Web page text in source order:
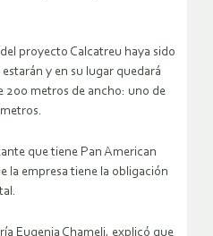
proyecto Calcatreu haya sido
y en su lugar quedará
200 metros de ancho: uno de
que tiene Pan American
la empresa tiene la obligación
Eugenia Chameli, explicó que